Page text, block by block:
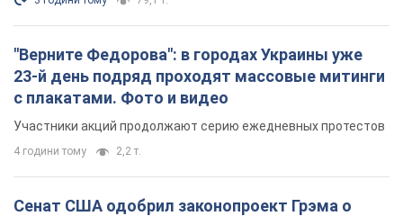
"Верните Федорова": в городах Украины уже
23-й день подряд проходят массовые митинги
с плакатами. Фото и видео
Участники акций продолжают серию ежедневных протестов
4 години тому 2,2 т.
Сенат США одобрил законопроект Грэма о